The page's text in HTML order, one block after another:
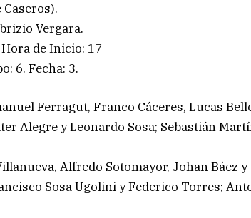
Vergara.
de Inicio: 17
6. Fecha: 3.
Ferragut, Franco Cáceres, Lucas
Alegre y Leonardo Sosa; Sebastián
Alfredo Sotomayor, Johan Báez
Sosa Ugolini y Federico Torres;